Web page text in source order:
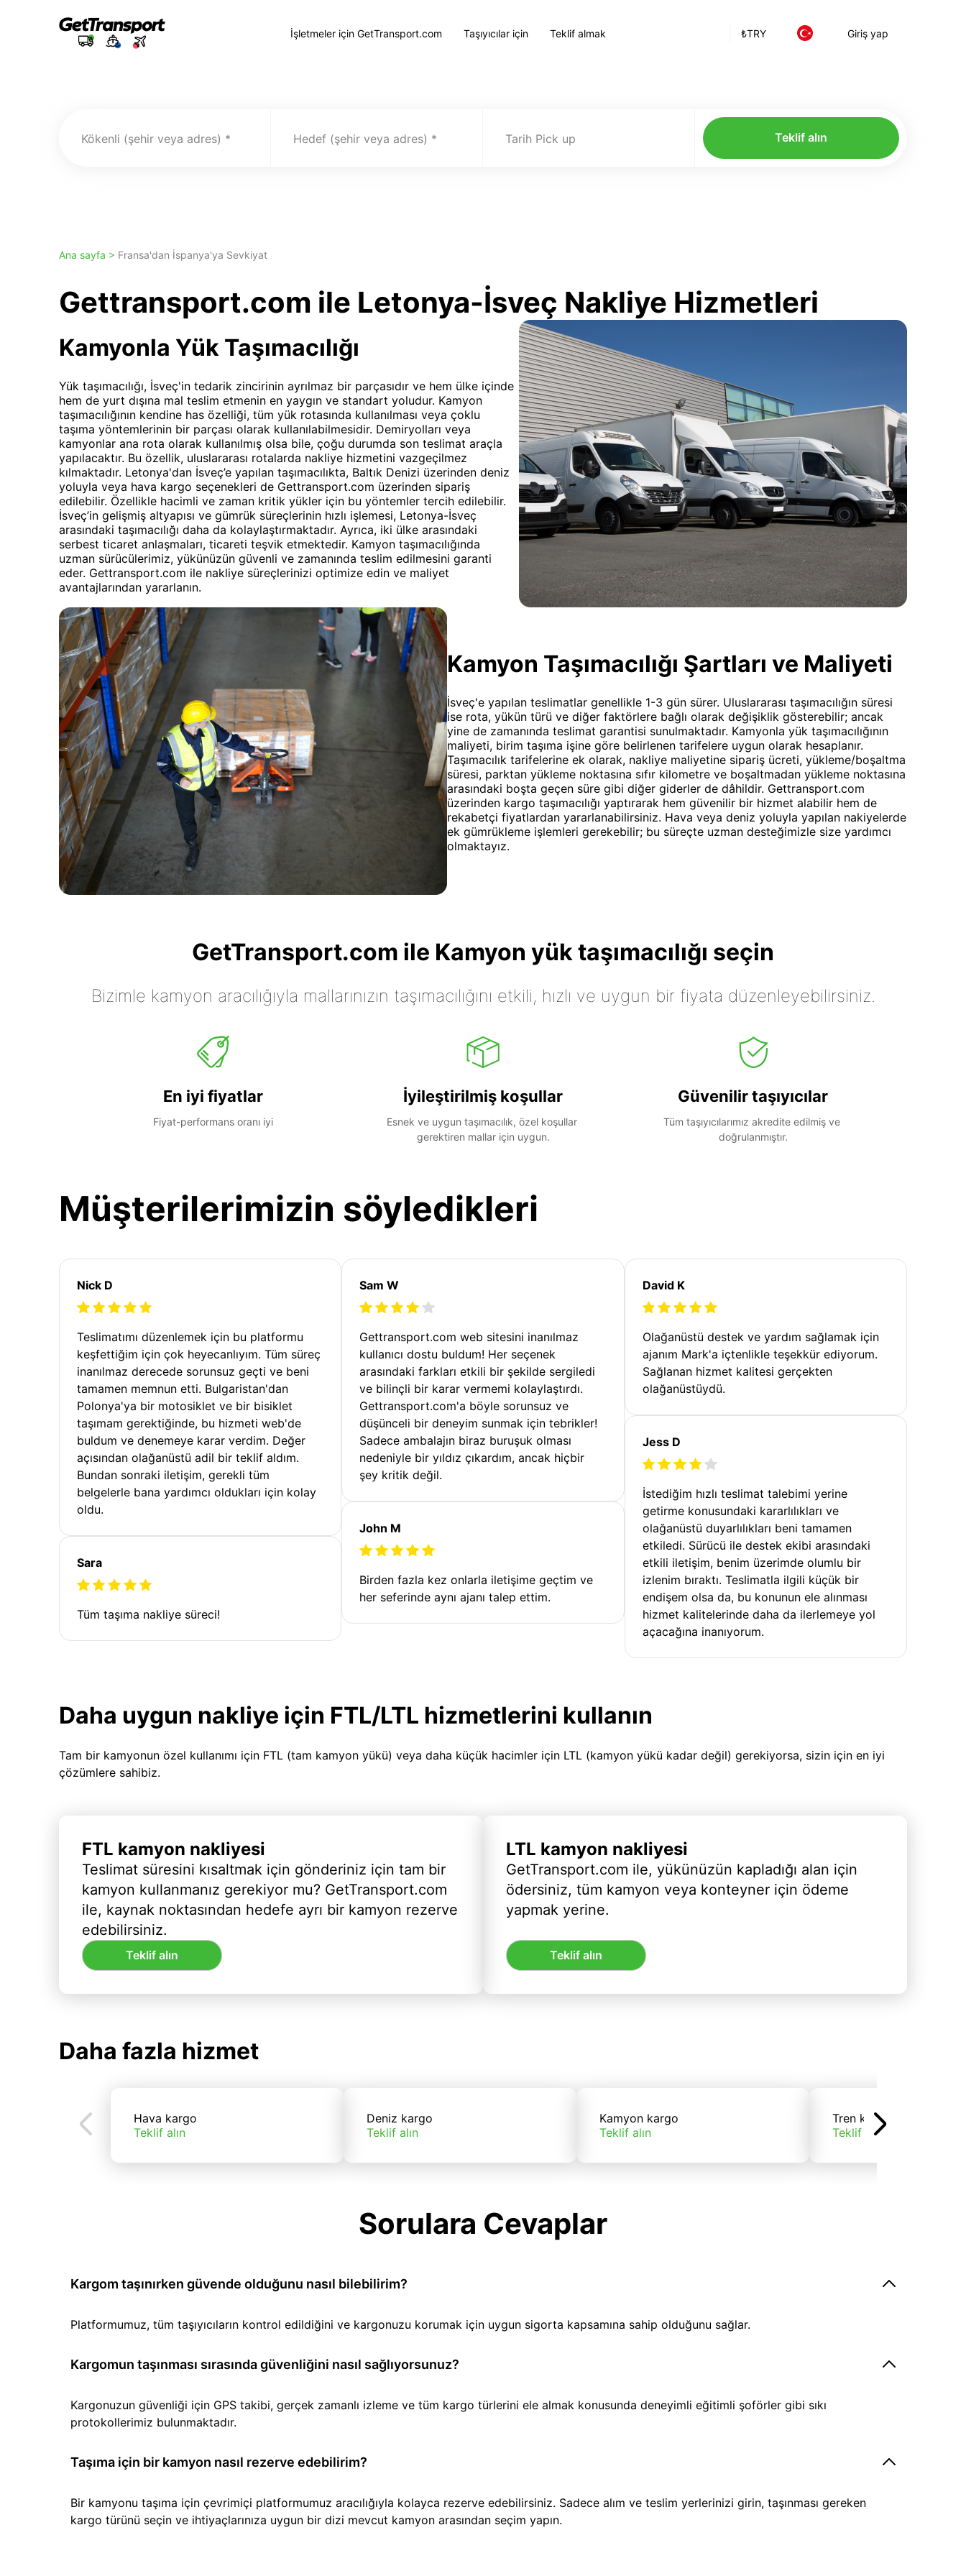
₺TRY Giriş yap
İşletmeler için GetTransport.com Taşıyıcılar için Teklif almak
Kökenli (şehir veya adres) Hedef (şehir veya adres) Tarih Pick up Teklif alın
Ana sayfa > Fransa'dan İspanya'ya Sevkiyat
Gettransport.com ile Letonya-İsveç Nakliye Hizmetleri
Kamyonla Yük Taşımacılığı
Yük taşımacılığı, İsveç'in tedarik zincirinin ayrılmaz bir parçasıdır ve hem ülke içinde
hem de yurt dışına mal teslim etmenin en yaygın ve standart yoludur. Kamyon
taşımacılığının kendine has özelliği, tüm yük rotasında kullanılması veya çoklu
taşıma yöntemlerinin bir parçası olarak kullanılabilmesidir. Demiryolları veya
kamyonlar ana rota olarak kullanılmış olsa bile, çoğu durumda son teslimat araçla
yapılacaktır. Bu özellik, uluslararası rotalarda nakliye hizmetini vazgeçilmez
kılmaktadır. Letonya'dan İsveç’e yapılan taşımacılıkta, Baltık Denizi üzerinden deniz
yoluyla veya hava kargo seçenekleri de Gettransport.com üzerinden sipariş
edilebilir. Özellikle hacimli ve zaman kritik yükler için bu yöntemler tercih edilebilir.
İsveç’in gelişmiş altyapısı ve gümrük süreçlerinin hızlı işlemesi, Letonya-İsveç
arasındaki taşımacılığı daha da kolaylaştırmaktadır. Ayrıca, iki ülke arasındaki
serbest ticaret anlaşmaları, ticareti teşvik etmektedir. Kamyon taşımacılığında
uzman sürücülerimiz, yükünüzün güvenli ve zamanında teslim edilmesini garanti
eder. Gettransport.com ile nakliye süreçlerinizi optimize edin ve maliyet
avantajlarından yararlanın.
Kamyon Taşımacılığı Şartları ve Maliyeti
İsveç'e yapılan teslimatlar genellikle 1-3 gün sürer. Uluslararası taşımacılığın süresi
ise rota, yükün türü ve diğer faktörlere bağlı olarak değişiklik gösterebilir; ancak
yine de zamanında teslimat garantisi sunulmaktadır. Kamyonla yük taşımacılığının
maliyeti, birim taşıma işine göre belirlenen tarifelere uygun olarak hesaplanır.
Taşımacılık tarifelerine ek olarak, nakliye maliyetine sipariş ücreti, yükleme/boşaltma
süresi, parktan yükleme noktasına sıfır kilometre ve boşaltmadan yükleme noktasına
arasındaki boşta geçen süre gibi diğer giderler de dâhildir. Gettransport.com
üzerinden kargo taşımacılığı yaptırarak hem güvenilir bir hizmet alabilir hem de
rekabetçi fiyatlardan yararlanabilirsiniz. Hava veya deniz yoluyla yapılan nakiyelerde
ek gümrükleme işlemleri gerekebilir; bu süreçte uzman desteğimizle size yardımcı
olmaktayız.
GetTransport.com ile Kamyon yük taşımacılığı seçin
Bizimle kamyon aracılığıyla mallarınızın taşımacılığını etkili, hızlı ve uygun bir fiyata düzenleyebilirsiniz.
En iyi fiyatlar
Fiyat-performans oranı iyi
İyileştirilmiş koşullar
Esnek ve uygun taşımacılık, özel koşullar
gerektiren mallar için uygun.
Güvenilir taşıyıcılar
Tüm taşıyıcılarımız akredite edilmiş ve
doğrulanmıştır.
Müşterilerimizin söyledikleri
Nick D
Teslimatımı düzenlemek için bu platformu
keşfettiğim için çok heyecanlıyım. Tüm süreç
inanılmaz derecede sorunsuz geçti ve beni
tamamen memnun etti. Bulgaristan'dan
Polonya'ya bir motosiklet ve bir bisiklet
taşımam gerektiğinde, bu hizmeti web'de
buldum ve denemeye karar verdim. Değer
açısından olağanüstü adil bir teklif aldım.
Bundan sonraki iletişim, gerekli tüm
belgelerle bana yardımcı oldukları için kolay
oldu.
Sara
Tüm taşıma nakliye süreci!
Sam W
Gettransport.com web sitesini inanılmaz
kullanıcı dostu buldum! Her seçenek
arasındaki farkları etkili bir şekilde sergiledi
ve bilinçli bir karar vermemi kolaylaştırdı.
Gettransport.com'a böyle sorunsuz ve
düşünceli bir deneyim sunmak için tebrikler!
Sadece ambalajın biraz buruşuk olması
nedeniyle bir yıldız çıkardım, ancak hiçbir
şey kritik değil.
John M
Birden fazla kez onlarla iletişime geçtim ve
her seferinde aynı ajanı talep ettim.
David K
Olağanüstü destek ve yardım sağlamak için
ajanım Mark'a içtenlikle teşekkür ediyorum.
Sağlanan hizmet kalitesi gerçekten
olağanüstüydü.
Jess D
İstediğim hızlı teslimat talebimi yerine
getirme konusundaki kararlılıkları ve
olağanüstü duyarlılıkları beni tamamen
etkiledi. Sürücü ile destek ekibi arasındaki
etkili iletişim, benim üzerimde olumlu bir
izlenim bıraktı. Teslimatla ilgili küçük bir
endişem olsa da, bu konunun ele alınması
hizmet kalitelerinde daha da ilerlemeye yol
açacağına inanıyorum.
Daha uygun nakliye için FTL/LTL hizmetlerini kullanın
Tam bir kamyonun özel kullanımı için FTL (tam kamyon yükü) veya daha küçük hacimler için LTL (kamyon yükü kadar değil) gerekiyorsa, sizin için en iyi
çözümlere sahibiz.
FTL kamyon nakliyesi
Teslimat süresini kısaltmak için gönderiniz için tam bir
kamyon kullanmanız gerekiyor mu? GetTransport.com
ile, kaynak noktasından hedefe ayrı bir kamyon rezerve
edebilirsiniz.
Teklif alın
LTL kamyon nakliyesi
GetTransport.com ile, yükünüzün kapladığı alan için
ödersiniz, tüm kamyon veya konteyner için ödeme
yapmak yerine.
Teklif alın
Daha fazla hizmet
Hava kargo
Teklif alın
Deniz kargo
Teklif alın
Kamyon kargo
Teklif alın
Tren kargo
Teklif alın
Sorulara Cevaplar
Kargom taşınırken güvende olduğunu nasıl bilebilirim?
Platformumuz, tüm taşıyıcıların kontrol edildiğini ve kargonuzu korumak için uygun sigorta kapsamına sahip olduğunu sağlar.
Kargomun taşınması sırasında güvenliğini nasıl sağlıyorsunuz?
Kargonuzun güvenliği için GPS takibi, gerçek zamanlı izleme ve tüm kargo türlerini ele almak konusunda deneyimli eğitimli şoförler gibi sıkı
protokollerimiz bulunmaktadır.
Taşıma için bir kamyon nasıl rezerve edebilirim?
Bir kamyonu taşıma için çevrimiçi platformumuz aracılığıyla kolayca rezerve edebilirsiniz. Sadece alım ve teslim yerlerinizi girin, taşınması gereken
kargo türünü seçin ve ihtiyaçlarınıza uygun bir dizi mevcut kamyon arasından seçim yapın.